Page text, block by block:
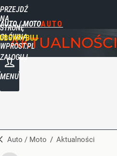
PRZEJDŹ
NA
STRONĘ
GŁÓWNĄ
WPROST.PL
AUTO / MOTO
ZALOGUJ
MENU
AKTUALNOŚCI
Auto / Moto / Aktualności